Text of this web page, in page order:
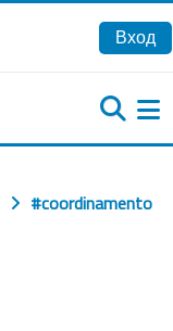
Вход
#coordinamento